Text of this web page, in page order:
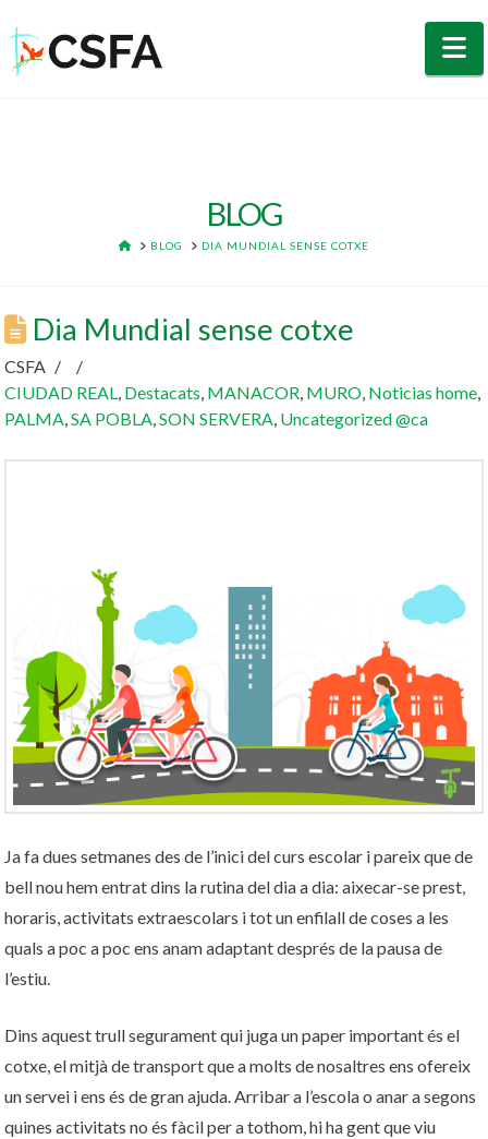
BLOG
HOME
BLOG DIA MUNDIAL SENSE COTXE
Dia Mundial sense cotxe
CSFA
CIUDAD REAL, Destacats, MANACOR, MURO, Noticias home,
PALMA,SA POBLA,SON SERVERA, Uncategorized @ca
Ja fa dues setmanes des de l’inici del curs escolar i pareix que de
bell nou hem entrat dins la rutina del dia a dia: aixecar-se prest,
horaris, activitats extraescolars i tot un enfilall de coses a les
quals a poc a poc ens anam adaptant després de la pausa de
l’estiu.
Dins aquest trull segurament qui juga un paper important és el
cotxe, el mitjà de transport que a molts de nosaltres ens ofereix
un servei i ens és de gran ajuda. Arribar a l’escola o anar a segons
quines activitats no és fàcil per a tothom, hi ha gent que viu